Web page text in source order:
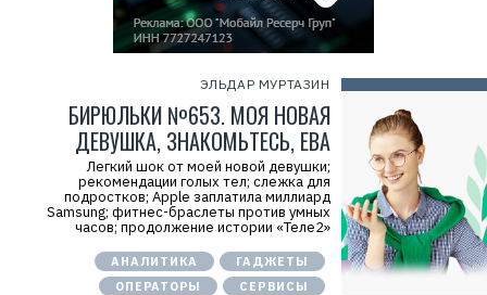
ЭЛЬДАР МУРТАЗИН
БИРЮЛЬКИ №653. МОЯ НОВАЯ
ДЕВУШКА, ЗНАКОМЬТЕСЬ, ЕВА
Легкий шок от моей новой девушки;
рекомендации голых тел; слежка для
подростков; Apple заплатила миллиард
Samsung; фитнес-браслеты против умных
часов; продолжение истории «Теле2»
АНАЛИТИКА
ГАДЖЕТЫ
ОПЕРАТОРЫ
СЕРВИСЫ